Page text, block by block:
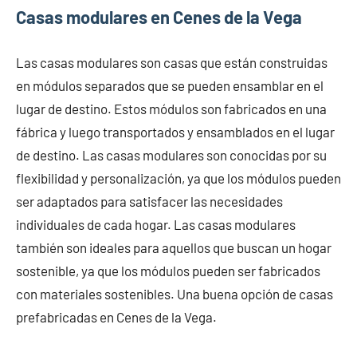
Casas modulares en Cenes de la Vega
Las casas modulares son casas que están construidas
en módulos separados que se pueden ensamblar en el
lugar de destino. Estos módulos son fabricados en una
fábrica y luego transportados y ensamblados en el lugar
de destino. Las casas modulares son conocidas por su
flexibilidad y personalización, ya que los módulos pueden
ser adaptados para satisfacer las necesidades
individuales de cada hogar. Las casas modulares
también son ideales para aquellos que buscan un hogar
sostenible, ya que los módulos pueden ser fabricados
con materiales sostenibles. Una buena opción de casas
prefabricadas en Cenes de la Vega.